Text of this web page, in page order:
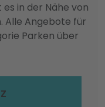
in der Nähe von
Alle Angebote für
Parken über